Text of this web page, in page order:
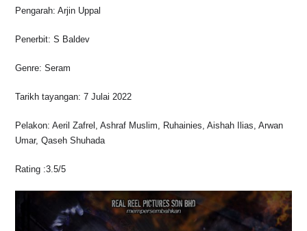
Pengarah: Arjin Uppal
Penerbit: S Baldev
Genre: Seram
Tarikh tayangan: 7 Julai 2022
Pelakon: Aeril Zafrel, Ashraf Muslim, Ruhainies, Aishah Ilias, Arwan
Umar, Qaseh Shuhada
Rating :3.5/5